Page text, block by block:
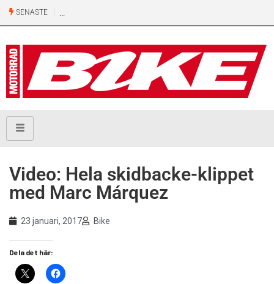
SENASTE
Video: Hela skidbacke-klippet
med Marc Márquez
23 januari, 2017 Bike
Dela det här: